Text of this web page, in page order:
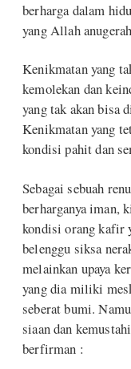
berharga dalam
yang Allah
Kenikmatan yang
kemolekan dan
yang tak akan bisa
Kenikmatan yang
kondisi pahit dan
Sebagai sebuah
berharganya iman,
kondisi orang kafir
belenggu siksa
melainkan upaya
yang dia miliki
seberat bumi.
siaan dan
berfirman :